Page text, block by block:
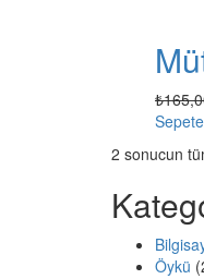
₺
2 sonucun
Öykü